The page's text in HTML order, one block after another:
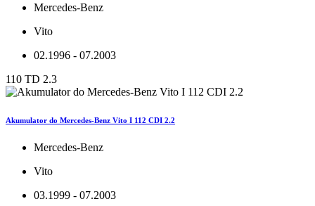
Mercedes-Benz
Vito
02.1996 - 07.2003
110 TD 2.3
Akumulator do Mercedes-Benz Vito I 112 CDI 2.2
Mercedes-Benz
Vito
03.1999 - 07.2003